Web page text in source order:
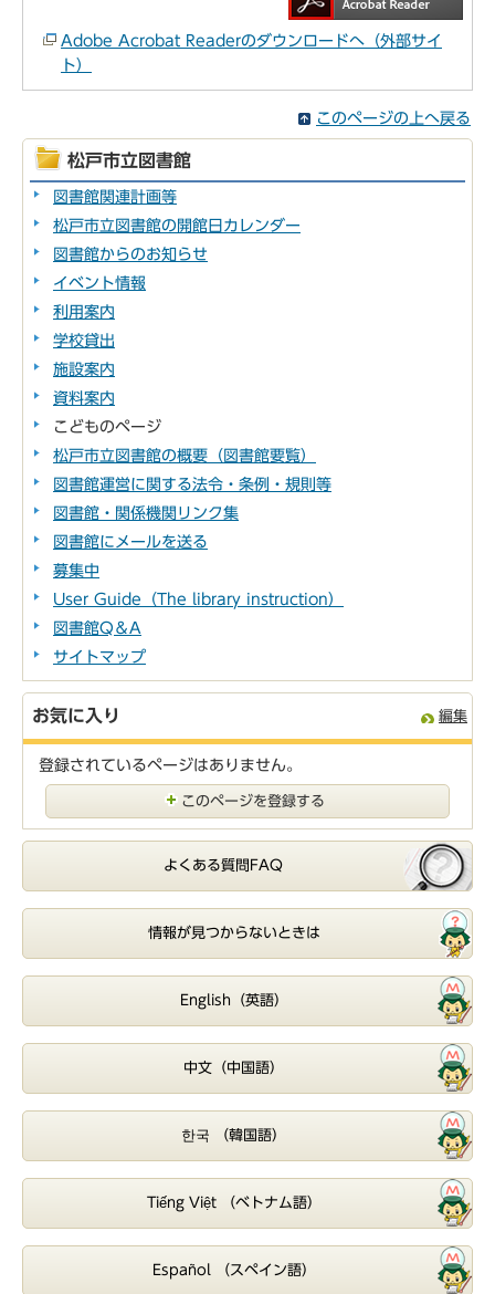
Adobe Acrobat Readerのダウンロードへ（外部サイ
ト）
このページの上へ戻る
松戸市立図書館
図書館関連計画等
松戸市立図書館の開館日カレンダー
図書館からのお知らせ
イベント情報
利用案内
学校貸出
施設案内
資料案内
こどものページ
松戸市立図書館の概要（図書館要覧）
図書館運営に関する法令・条例・規則等
図書館・関係機関リンク集
図書館にメールを送る
募集中
User Guide（The library instruction）
図書館Q＆A
サイトマップ
お気に入り 編集
登録されているページはありません。
このページを登録する
よくある質問FAQ
情報が見つからないときは
English（英語）
中文（中国語）
한국 （韓国語）
Tiếng Việt （ベトナム語）
Español （スペイン語）